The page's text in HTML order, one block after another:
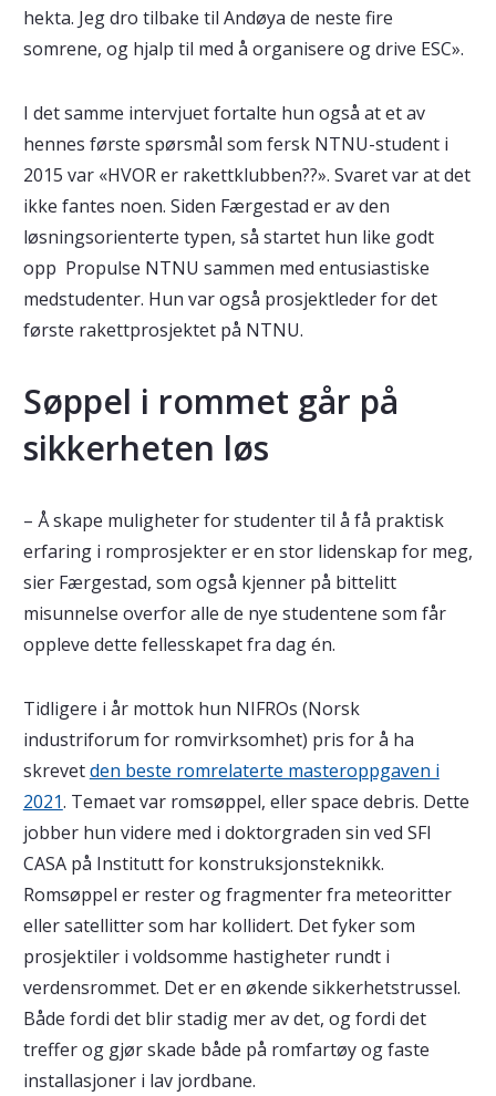
hekta. Jeg dro tilbake til Andøya de neste fire
somrene, og hjalp til med å organisere og drive ESC».
I det samme intervjuet fortalte hun også at et av
hennes første spørsmål som fersk NTNU-student i
2015 var «HVOR er rakettklubben??». Svaret var at det
ikke fantes noen. Siden Færgestad er av den
løsningsorienterte typen, så startet hun like godt
opp Propulse NTNU sammen med entusiastiske
medstudenter. Hun var også prosjektleder for det
første rakettprosjektet på NTNU.
Søppel i rommet går på
sikkerheten løs
– Å skape muligheter for studenter til å få praktisk
erfaring i romprosjekter er en stor lidenskap for meg,
sier Færgestad, som også kjenner på bittelitt
misunnelse overfor alle de nye studentene som får
oppleve dette fellesskapet fra dag én.
Tidligere i år mottok hun NIFROs (Norsk
industriforum for romvirksomhet) pris for å ha
skrevetden beste romrelaterte masteroppgaven i
2021. Temaet var romsøppel, eller space debris. Dette
jobber hun videre med i doktorgraden sin ved SFI
CASA på Institutt for konstruksjonsteknikk.
Romsøppel er rester og fragmenter fra meteoritter
eller satellitter som har kollidert. Det fyker som
prosjektiler i voldsomme hastigheter rundt i
verdensrommet. Det er en økende sikkerhetstrussel.
Både fordi det blir stadig mer av det, og fordi det
treffer og gjør skade både på romfartøy og faste
installasjoner i lav jordbane.